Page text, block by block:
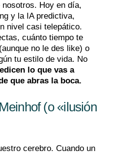
Hoy en día,
y la IA predictiva,
nivel casi telepático.
cuánto tiempo te
no le des like) o
tu estilo de vida. No
lo que vas a
que abras la boca.
(o «ilusión
cerebro. Cuando un